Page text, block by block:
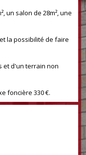
un salon de 28m², une
et la possibilité de faire
et d'un terrain non
foncière 330 €.